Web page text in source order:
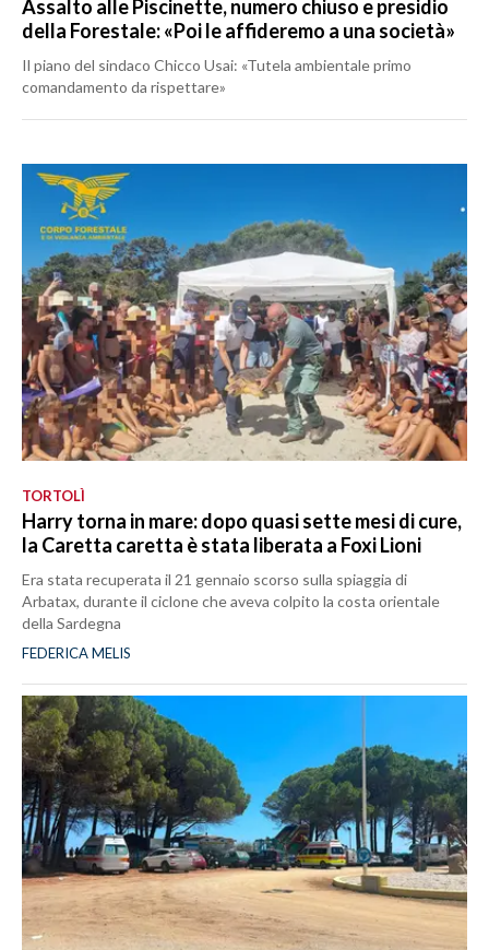
Assalto alle Piscinette, numero chiuso e presidio
della Forestale: «Poi le affideremo a una società»
Il piano del sindaco Chicco Usai: «Tutela ambientale primo
comandamento da rispettare»
TORTOLÌ
Harry torna in mare: dopo quasi sette mesi di cure,
la Caretta caretta è stata liberata a Foxi Lioni
Era stata recuperata il 21 gennaio scorso sulla spiaggia di
Arbatax, durante il ciclone che aveva colpito la costa orientale
della Sardegna
FEDERICA MELIS